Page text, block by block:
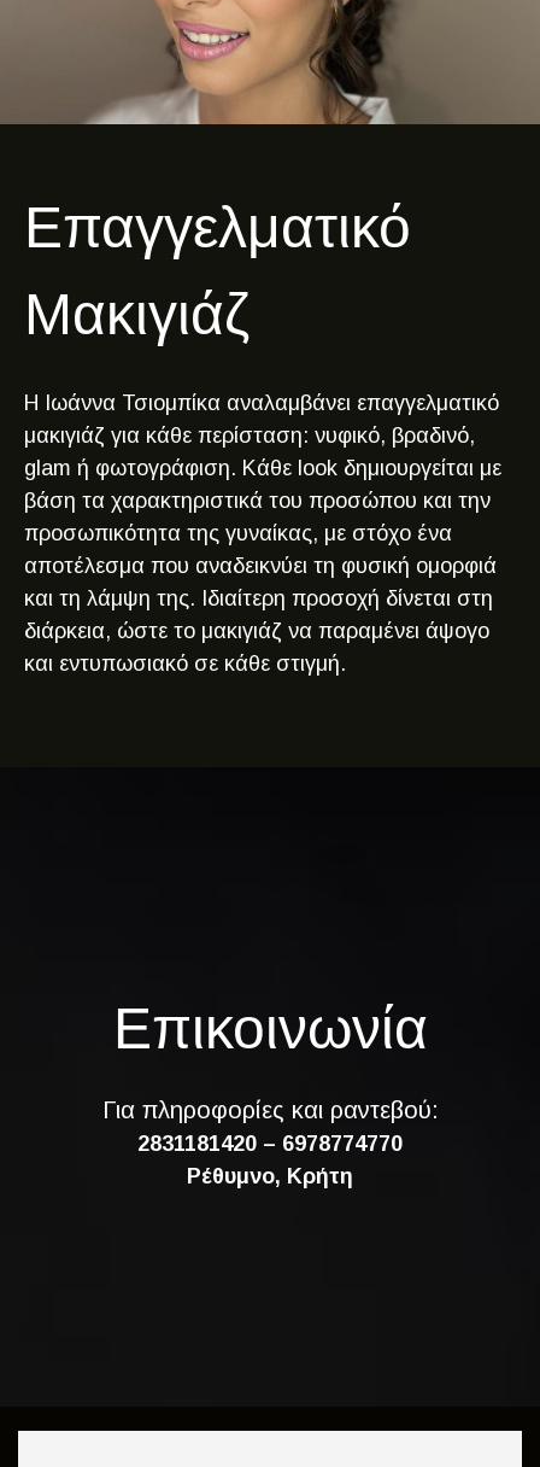
Επαγγελματικό
Μακιγιάζ
Η Ιωάννα Τσιομπίκα αναλαμβάνει επαγγελματικό
μακιγιάζ για κάθε περίσταση: νυφικό, βραδινό,
glam ή φωτογράφιση. Κάθε look δημιουργείται με
βάση τα χαρακτηριστικά του προσώπου και την
προσωπικότητα της γυναίκας, με στόχο ένα
αποτέλεσμα που αναδεικνύει τη φυσική ομορφιά
και τη λάμψη της. Ιδιαίτερη προσοχή δίνεται στη
διάρκεια, ώστε το μακιγιάζ να παραμένει άψογο
και εντυπωσιακό σε κάθε στιγμή.
Επικοινωνία
Για πληροφορίες και ραντεβού:
2831181420 – 6978774770
Ρέθυμνο, Κρήτη